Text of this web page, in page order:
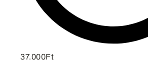
37.000Ft